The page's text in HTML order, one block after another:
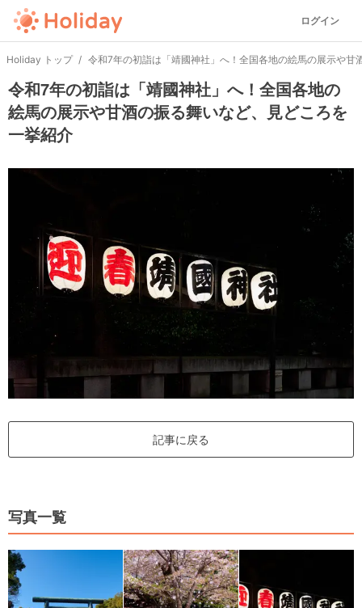
ログイン
Holiday トップ 令和7年の初詣は「靖國神社」へ！全国各地の絵馬の展示や甘
令和7年の初詣は「靖國神社」へ！全国各地の
絵馬の展示や甘酒の振る舞いなど、見どころを
一挙紹介
記事に戻る
写真一覧